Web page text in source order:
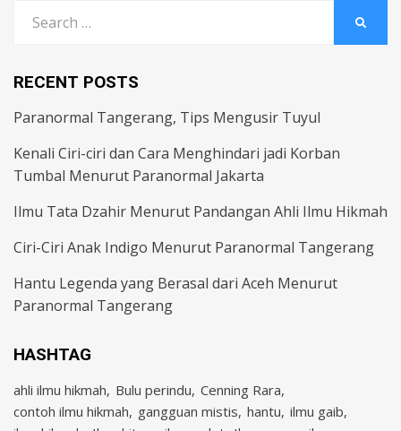
for:
RECENT POSTS
Paranormal Tangerang, Tips Mengusir Tuyul
Kenali Ciri-ciri dan Cara Menghindari jadi Korban
Tumbal Menurut Paranormal Jakarta
Ilmu Tata Dzahir Menurut Pandangan Ahli Ilmu Hikmah
Ciri-Ciri Anak Indigo Menurut Paranormal Tangerang
Hantu Legenda yang Berasal dari Aceh Menurut
Paranormal Tangerang
HASHTAG
ahli ilmu hikmah Bulu perindu Cenning Rara
contoh ilmu hikmah gangguan mistis hantu ilmu gaib